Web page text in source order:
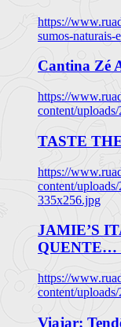
https://
sumos-
Cantina Zé
https://
content/
TASTE
https://
content/
335x256.jpg
JAMIE’S
QUENTE…
https://
content/
Viajar: